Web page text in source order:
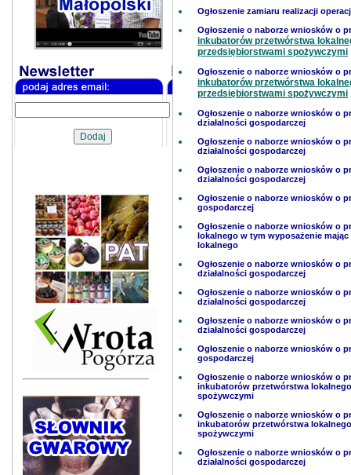
Ogłoszenie zamiaru realizacji
Ogłoszenie o naborze wniosków o
inkubatorów przetwórstwa
przedsiębiorstwami spożywczymi
Ogłoszenie o naborze wniosków o
inkubatorów przetwórstwa
przedsiębiorstwami spożywczymi
Ogłoszenie o naborze wniosków o
działalności gospodarczej
Ogłoszenie o naborze wniosków o
działalności gospodarczej
Ogłoszenie o naborze wniosków o
działalności gospodarczej
Ogłoszenie o naborze wniosków o
gospodarczej
Ogłoszenie o naborze wniosków o
lokalnego w tym wyposażenie
lokalnego
Ogłoszenie o naborze wniosków o
działalności gospodarczej
Ogłoszenie o naborze wniosków o
działalności gospodarczej
Ogłoszenie o naborze wniosków o
działalności gospodarczej
Ogłoszenie o naborze wniosków o
gospodarczej
Ogłoszenie o naborze wniosków o
inkubatorów przetwórstwa
spożywczymi
Ogłoszenie o naborze wniosków o
inkubatorów przetwórstwa
spożywczymi
Ogłoszenie o naborze wniosków o
działalności gospodarczej